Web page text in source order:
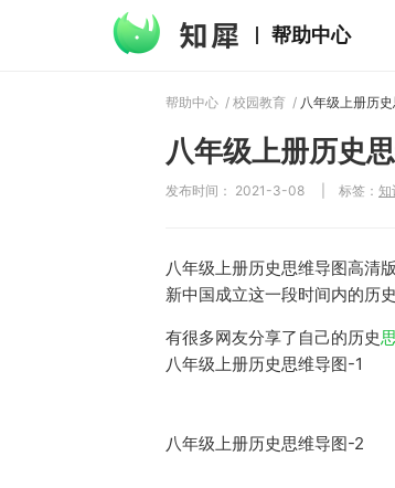
帮助中心
帮助中心 / 校园教育 /
八年级上册历史
发布时间： 2021-3-08 标签： 知
八年级上册历史思维导图高清
新中国成立这一段时间内的历史
有很多网友分享了自己的历史
八年级上册历史思维导图-1
八年级上册历史思维导图-2